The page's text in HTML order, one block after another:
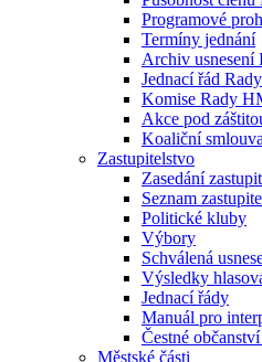
Programové
Termíny jednání
Archiv usnesení
Jednací řád
Komise Rady
Akce pod
Koaliční smlouva
Zastupitelstvo
Zasedání
Seznam
Politické kluby
Výbory
Schválená
Výsledky
Jednací řády
Manuál pro
Čestné
Městské části